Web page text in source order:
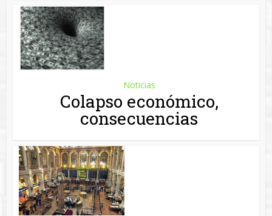
Colapso económico,
consecuencias
Noticias
Las fases en una sesión en
Noticias